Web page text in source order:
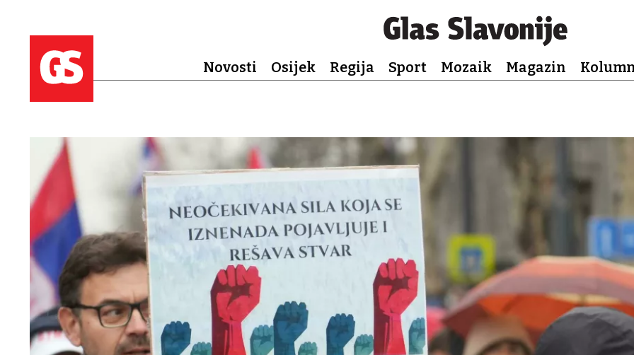
Novosti Osijek Regija Sport Mozaik Magazin